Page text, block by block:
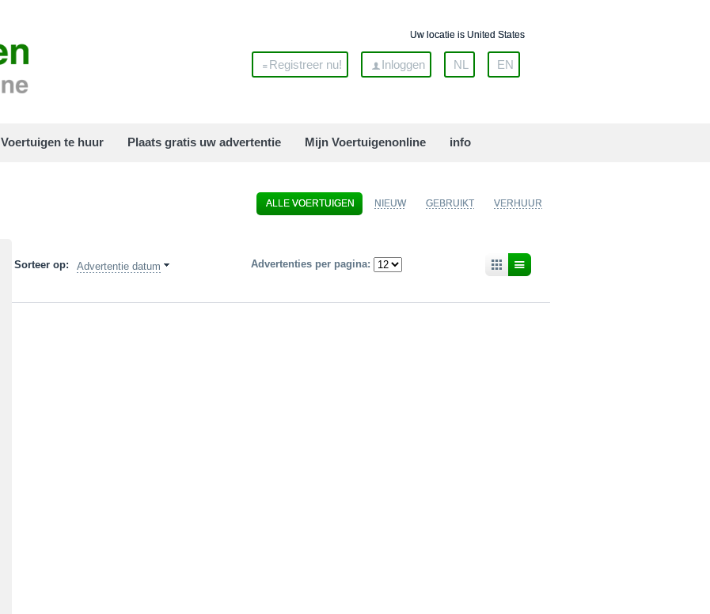
Uw locatie is United States
Registreer nu! Inloggen NL EN
Voertuigen te huur Plaats gratis uw advertentie Mijn Voertuigenonline info
ALLE VOERTUIGEN NIEUW GEBRUIKT VERHUUR
Sorteer op: Advertentie datum Advertenties per pagina: